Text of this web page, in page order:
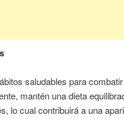
saludables para
mantén una dieta
lo cual contribuirá a una